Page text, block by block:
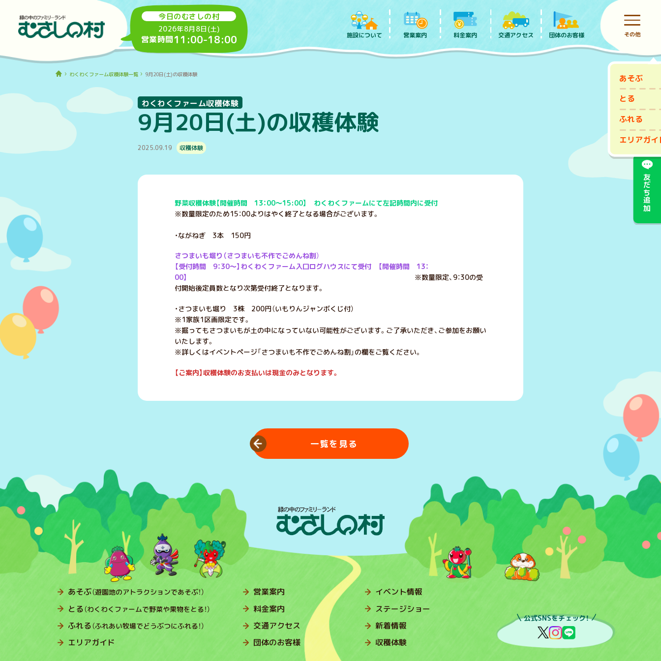
今日のむさしの村
2026年8月8日(土)
営業時間11:00-18:00 施設について
あそぶ
とる
ふれる
エリアガイ
営業案内 料金案内 交通アクセス 団体のお客様 その他
前売りチケット
友だち追加
わくわくファーム収穫体験一覧 9月20日(土)の収穫体験
9月20日(土)の収穫体験
わくわくファーム収穫体験
2025.09.19 収穫体験
野菜収穫体験【開催時間 13：00～15:00】 わくわくファームにて左記時間内に受付
※数量限定のため15：00よりはやく終了となる場合がございます。
・ながねぎ 3本 150円
さつまいも堀り（さつまいも不作でごめんね割）
【受付時間 9：30～】わくわくファーム入口ログハウスにて受付 【開催時間 13：
00】
※数量限定、9：30の受
付開始後定員数となり次第受付終了となります。
・さつまいも堀り 3株 200円（いもりんジャンボくじ付）
※1家族1区画限定です。
※掘ってもさつまいもが土の中になっていない可能性がございます。ご了承いただき、ご参加をお願い
いたします。
※詳しくはイベントページ「さつまいも不作でごめんね割」の欄をご覧ください。
【ご案内】収穫体験のお支払いは現金のみとなります。
一覧を見る
あそぶ（遊園地のアトラクションであそぶ！）
とる（わくわくファームで野菜や果物をとる！）
ふれる（ふれあい牧場でどうぶつにふれる！）
エリアガイド
営業案内
料金案内
交通アクセス
団体のお客様
イベント情報
ステージショー
新着情報
収穫体験
公式SNSをチェック！